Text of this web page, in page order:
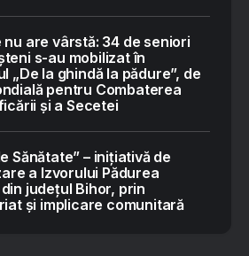
nu are vârstă: 34 de seniori
s-au mobilizat în
„De la ghindă la pădure”, de
pentru Combaterea
și a Secetei
Sănătate” – inițiativă de
a Izvorului Pădurea
județul Bihor, prin
și implicare comunitară